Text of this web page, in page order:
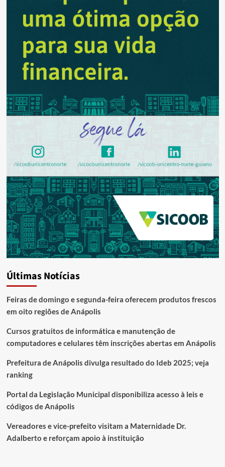
Últimas Notícias
Feiras de domingo e segunda-feira oferecem produtos frescos
em oito regiões de Anápolis
Cursos gratuitos de informática e manutenção de
computadores e celulares têm inscrições abertas em Anápolis
Prefeitura de Anápolis divulga resultado do Ideb 2025; veja
ranking
Portal da Legislação Municipal disponibiliza acesso à leis e
códigos de Anápolis
Vereadores e vice-prefeito visitam a Maternidade Dr.
Adalberto e reforçam apoio à instituição